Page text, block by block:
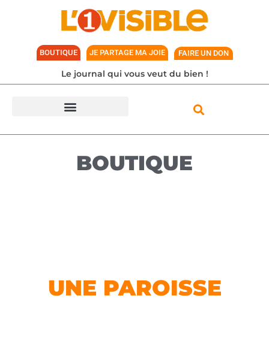
BOUTIQUE JE PARTAGE MA JOIE FAIRE UN DON
Le journal qui vous veut du bien !
BOUTIQUE
UNE PAROISSE